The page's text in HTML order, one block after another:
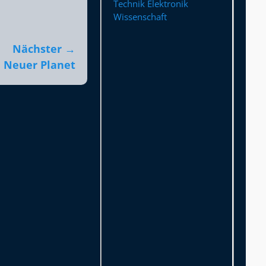
Nächster →
Neuer Planet
Technik Elektronik
Wissenschaft